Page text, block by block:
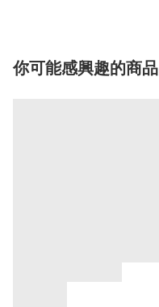
你可能感興趣的商品